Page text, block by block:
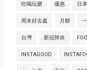
吃喝玩樂 優惠 日本
周末好去處 月餅
台灣 新冠肺炎
INSTAGOOD